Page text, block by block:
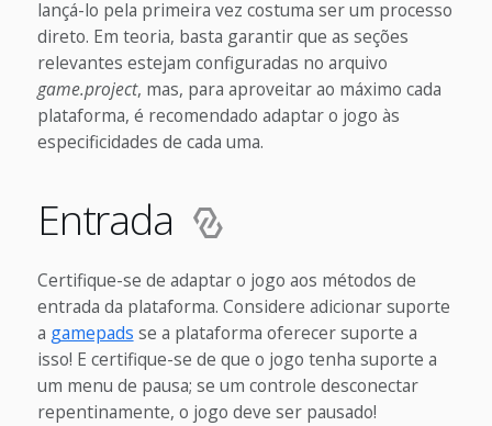
lançá-lo pela primeira vez costuma ser um processo
direto. Em teoria, basta garantir que as seções
relevantes estejam configuradas no arquivo
game.project, mas, para aproveitar ao máximo cada
plataforma, é recomendado adaptar o jogo às
especificidades de cada uma.
Entrada
Certifique-se de adaptar o jogo aos métodos de
entrada da plataforma. Considere adicionar suporte
a gamepads se a plataforma oferecer suporte a
isso! E certifique-se de que o jogo tenha suporte a
um menu de pausa; se um controle desconectar
repentinamente, o jogo deve ser pausado!